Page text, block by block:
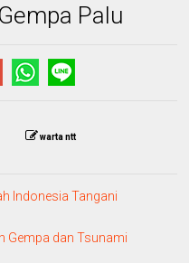
Palu
warta ntt
Indonesia Tangani
Gempa dan Tsunami